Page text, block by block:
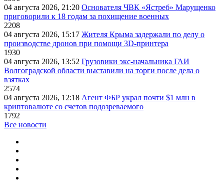
04 августа 2026, 21:20 Основателя ЧВК «Ястреб» Марущенко
приговорили к 18 годам за похищение военных
2208
04 августа 2026, 15:17 Жителя Крыма задержали по делу о
производстве дронов при помощи 3D‑принтера
1930
04 августа 2026, 13:52 Грузовики экс-начальника ГАИ
Волгоградской области выставили на торги после дела о
взятках
2574
04 августа 2026, 12:18 Агент ФБР украл почти $1 млн в
криптовалюте со счетов подозреваемого
1792
Все новости